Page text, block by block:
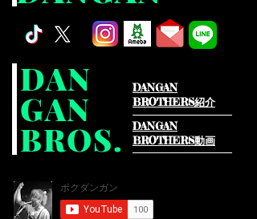
DAN
GAN
BROS.
DANGAN
BROTHERS紹介​
DANGAN
BROTHERS動画